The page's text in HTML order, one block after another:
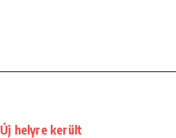
Új helyre került